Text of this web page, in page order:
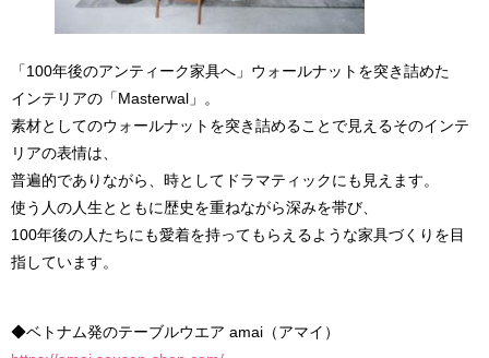
「100年後のアンティーク家具へ」ウォールナットを突き詰めた
インテリアの「Masterwal」。
素材としてのウォールナットを突き詰めることで見えるそのインテ
リアの表情は、
普遍的でありながら、時としてドラマティックにも見えます。
使う人の人生とともに歴史を重ねながら深みを帯び、
100年後の人たちにも愛着を持ってもらえるような家具づくりを目
指しています。
◆ベトナム発のテーブルウエア amai（アマイ）